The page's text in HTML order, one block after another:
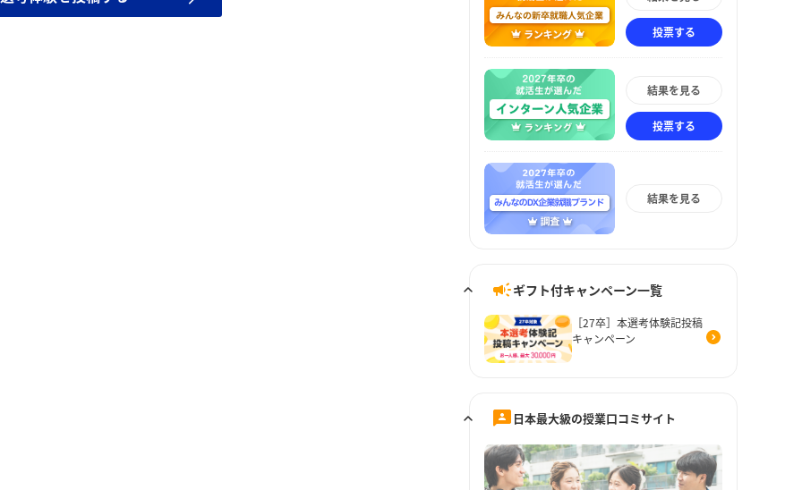
投票する
結果を見る
投票する
結果を見る
ギフト付キャンペーン一覧
［27卒］本選考体験記投稿
キャンペーン
日本最大級の授業口コミサイト